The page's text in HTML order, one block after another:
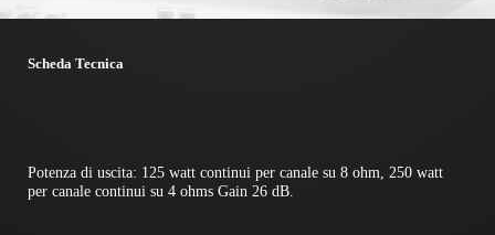
Scheda Tecnica
Potenza di uscita: 125 watt continui per canale su 8 ohm, 250 watt
per canale continui su 4 ohms Gain 26 dB.